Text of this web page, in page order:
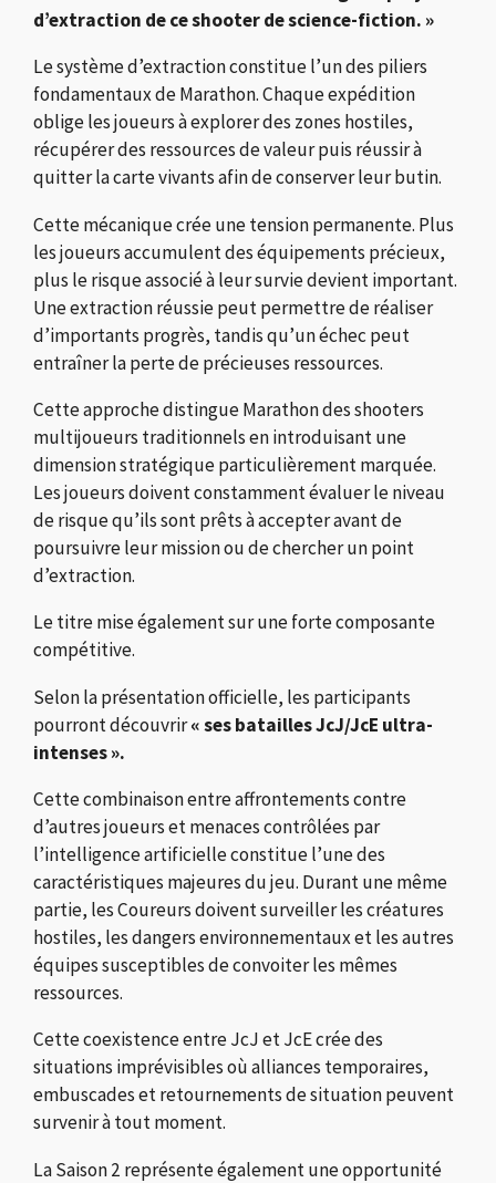
d’extraction de ce shooter de science-fiction. »
Le système d’extraction constitue l’un des piliers
fondamentaux de Marathon. Chaque expédition
oblige les joueurs à explorer des zones hostiles,
récupérer des ressources de valeur puis réussir à
quitter la carte vivants afin de conserver leur butin.
Cette mécanique crée une tension permanente. Plus
les joueurs accumulent des équipements précieux,
plus le risque associé à leur survie devient important.
Une extraction réussie peut permettre de réaliser
d’importants progrès, tandis qu’un échec peut
entraîner la perte de précieuses ressources.
Cette approche distingue Marathon des shooters
multijoueurs traditionnels en introduisant une
dimension stratégique particulièrement marquée.
Les joueurs doivent constamment évaluer le niveau
de risque qu’ils sont prêts à accepter avant de
poursuivre leur mission ou de chercher un point
d’extraction.
Le titre mise également sur une forte composante
compétitive.
Selon la présentation officielle, les participants
pourront découvrir« ses batailles JcJ/JcE ultra-
intenses ».
Cette combinaison entre affrontements contre
d’autres joueurs et menaces contrôlées par
l’intelligence artificielle constitue l’une des
caractéristiques majeures du jeu. Durant une même
partie, les Coureurs doivent surveiller les créatures
hostiles, les dangers environnementaux et les autres
équipes susceptibles de convoiter les mêmes
ressources.
Cette coexistence entre JcJ et JcE crée des
situations imprévisibles où alliances temporaires,
embuscades et retournements de situation peuvent
survenir à tout moment.
La Saison 2 représente également une opportunité